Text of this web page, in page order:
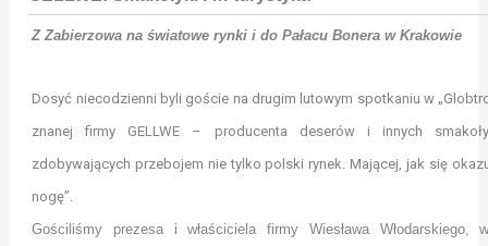
Z Zabierzowa na światowe rynki i do Pałacu Bonera w Krakowie
Dosyć niecodzienni byli goście na drugim lutowym spotkaniu w
znanej firmy GELLWE – producenta deserów i innych
zdobywających przebojem nie tylko polski rynek. Mającej, jak się
nogę”.
Gościliśmy prezesa i właściciela firmy Wiesława Włodarskiego,